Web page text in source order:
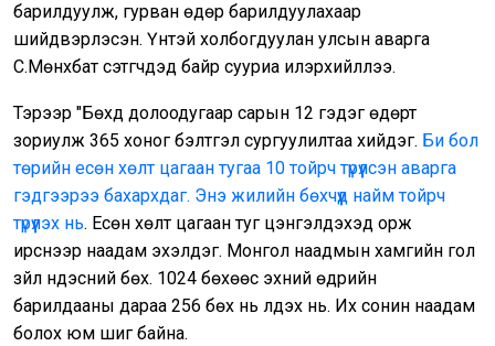
барилдуулж, гурван өдөр барилдуулахаар
шийдвэрлэсэн. Үүнтэй холбогдуулан улсын аварга
С.Мөнхбат сэтгүүчдэд байр сууриа илэрхийллээ.
Тэрээр "Бөхүүд долоодугаар сарын 12 гэдэг өдөрт
зориулж 365 хоног бэлтгэл сургуулилтаа хийдэг. Би бол
төрийн есөн хөлт цагаан тугаа 10 тойрч түрүүлсэн аварга
гэдгээрээ бахархдаг. Энэ жилийн бөхчүүд найм тойрч
түрүүлэх нь. Есөн хөлт цагаан туг цэнгэлдэхэд орж
ирснээр наадам эхэлдэг. Монгол наадмын хамгийн гол
зүйл үндэсний бөх. 1024 бөхөөс эхний өдрийн
барилдааны дараа 256 бөх нь үлдэх нь. Их сонин наадам
болох юм шиг байна.